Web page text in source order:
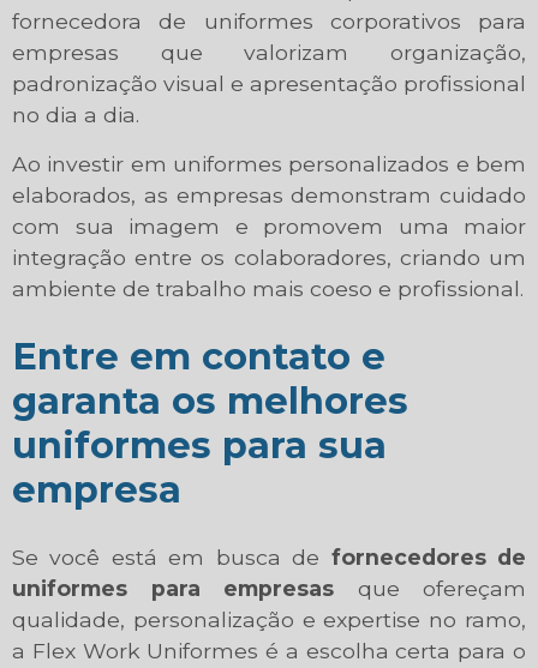
fornecedora de uniformes corporativos para
empresas que valorizam organização,
padronização visual e apresentação profissional
no dia a dia.
Ao investir em uniformes personalizados e bem
elaborados, as empresas demonstram cuidado
com sua imagem e promovem uma maior
integração entre os colaboradores, criando um
ambiente de trabalho mais coeso e profissional.
Entre em contato e
garanta os melhores
uniformes para sua
empresa
Se você está em busca de fornecedores de
uniformes para empresas que ofereçam
qualidade, personalização e expertise no ramo,
a Flex Work Uniformes é a escolha certa para o